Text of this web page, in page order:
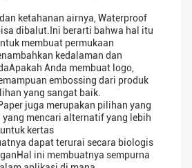
ketahanan airnya, Waterproof
dibalut.Ini berarti bahwa hal itu
membuat permukaan
kedalaman dan
Anda membuat logo,
embossing dari produk
yang sangat baik.
juga merupakan pilihan yang
yang mencari alternatif yang lebih
kertas
dapat terurai secara biologis
ini membuatnya sempurna